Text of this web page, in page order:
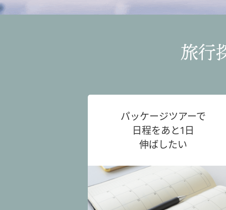
旅行
パッケージツアーで
日程をあと1日
伸ばしたい